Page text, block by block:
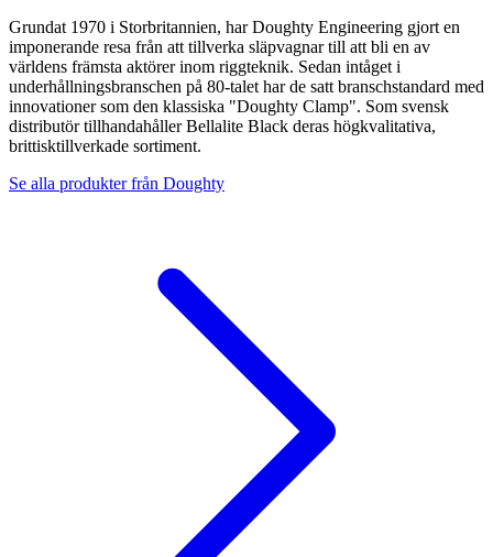
Grundat 1970 i Storbritannien, har Doughty Engineering gjort en
imponerande resa från att tillverka släpvagnar till att bli en av
världens främsta aktörer inom riggteknik. Sedan intåget i
underhållningsbranschen på 80-talet har de satt branschstandard med
innovationer som den klassiska "Doughty Clamp". Som svensk
distributör tillhandahåller Bellalite Black deras högkvalitativa,
brittisktillverkade sortiment.
Se alla produkter från Doughty